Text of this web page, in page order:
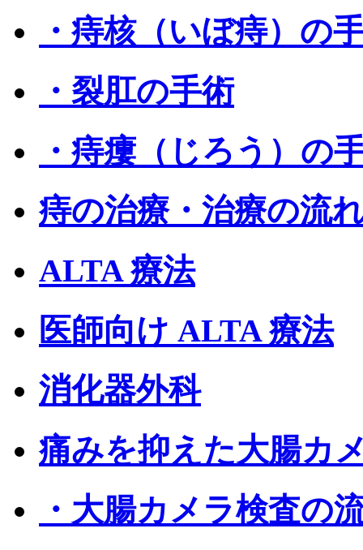
・痔核（いぼ痔）の
・裂肛の手術
・痔瘻（じろう）の
痔の治療・治療の流
ALTA 療法
医師向け ALTA 療法
消化器外科
痛みを抑えた大腸カ
・大腸カメラ検査の